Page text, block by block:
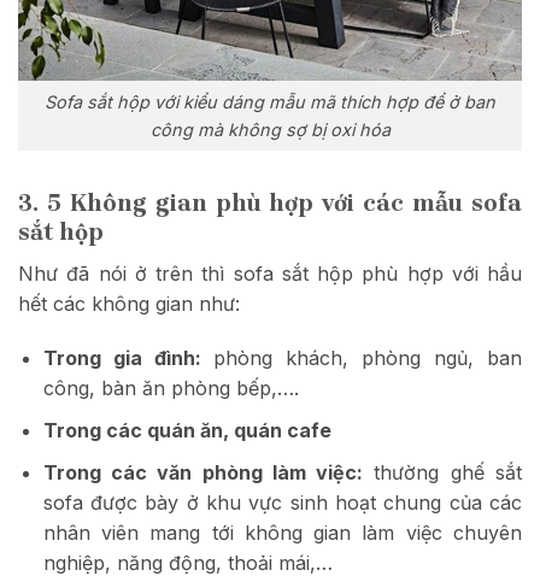
Sofa sắt hộp với kiểu dáng mẫu mã thích hợp để ở ban
công mà không sợ bị oxi hóa
3. 5 Không gian phù hợp với các mẫu sofa
sắt hộp
Như đã nói ở trên thì sofa sắt hộp phù hợp với hầu
hết các không gian như:
Trong gia đình: phòng khách, phòng ngủ, ban
công, bàn ăn phòng bếp,….
Trong các quán ăn, quán cafe
Trong các văn phòng làm việc: thường ghế sắt
sofa được bày ở khu vực sinh hoạt chung của các
nhân viên mang tới không gian làm việc chuyên
nghiệp, năng động, thoải mái,…